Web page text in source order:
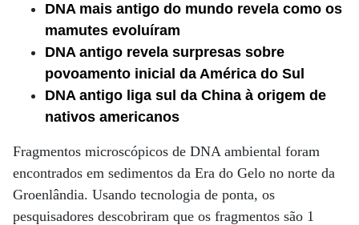
DNA mais antigo do mundo revela como os
mamutes evoluíram
DNA antigo revela surpresas sobre
povoamento inicial da América do Sul
DNA antigo liga sul da China à origem de
nativos americanos
Fragmentos microscópicos de DNA ambiental foram
encontrados em sedimentos da Era do Gelo no norte da
Groenlândia. Usando tecnologia de ponta, os
pesquisadores descobriram que os fragmentos são 1